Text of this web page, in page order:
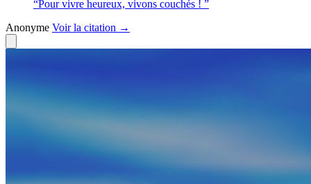
“Pour vivre heureux, vivons couchés ! ”
Anonyme Voirla citation →